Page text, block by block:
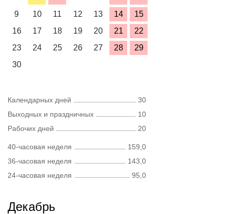
9
10 11 12 13 14
15
16
17 18 19 20 21
22
23
24 25 26 27 28
29
30
Календарных дней
30
Выходных и праздничных
10
Рабочих дней
20
40-часовая неделя
159,0
36-часовая неделя
143,0
24-часовая неделя
95,0
Декабрь